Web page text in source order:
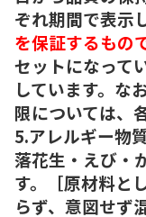
ぞれ期間で表示
を保証するもの
セットになって
しています。な
限については、
5.アレルギー物
落花生・えび・
す。［原材料と
らず、意図せず